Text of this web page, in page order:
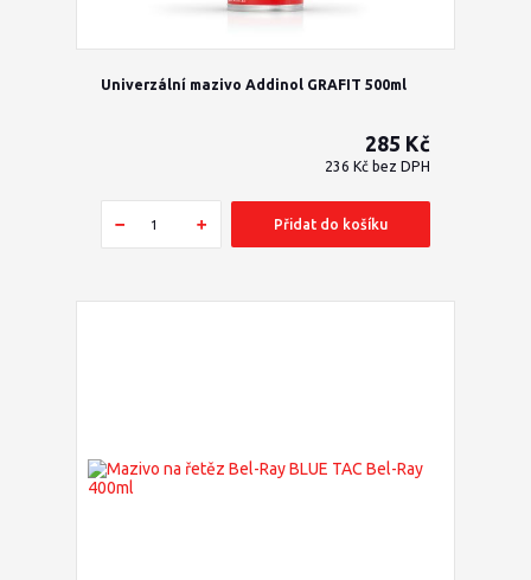
Univerzální mazivo Addinol GRAFIT 500ml
285 Kč
236 Kč bez DPH
Přidat do košíku